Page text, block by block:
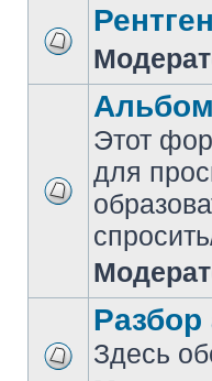
Этот
для
Разбор
Здесь